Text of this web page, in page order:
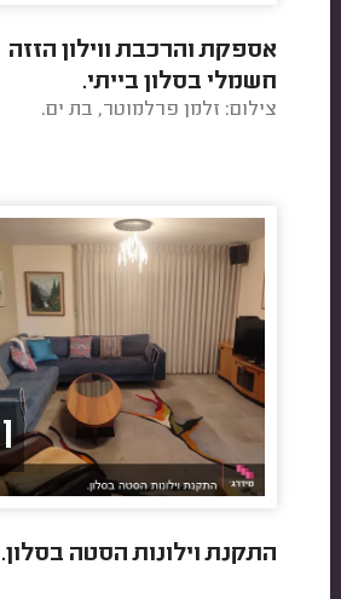
אספקת והרכבת ווילון הזזה
חשמלי בסלון בייתי.
צילום: זלמן פרלמוטר, בת ים.
1+
התקנת וילונות הסטה בסלון.